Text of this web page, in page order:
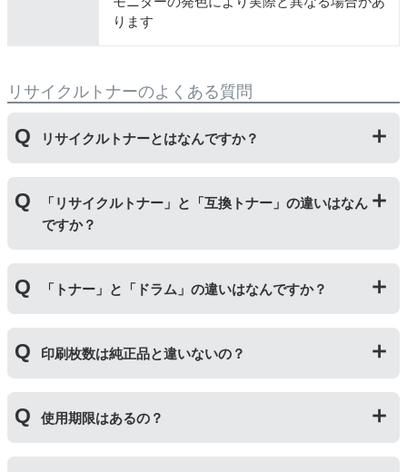
ります
リサイクルトナーのよくある質問
リサイクルトナーとはなんですか？
にて洗浄やトナー(粉)充填をしたうえで、再度販売して
いる商品です。
純正品に比べて、印刷代を節約することができます。
「リサイクルトナー」と「互換トナー」の違いはなん
ですか？
ッジを国内で1本づつ丁寧に製造しているため、比較的
不具合の起きにくい商品です。
「互換トナー」は純正品を模して製造された大量生産さ
れた商品のため、お求めやすい価格になっております。
「トナー」と「ドラム」の違いはなんですか？
ートリッジのことです。「ドラム(感光体ユニット)」は
トナーを用紙に写すためのもので、トナーカートリッジ
の器にあたる部分になります。
トナーとドラムはそれぞれ印字できる枚数が異なってい
により使用できなくなった場合は、必ず分離してから新
印刷枚数は純正品と違いないの？
一部型番は、純正品より多く印刷が可能なエコッテオリ
ジナルの【特別増量版】もございます。
使用期限はあるの？